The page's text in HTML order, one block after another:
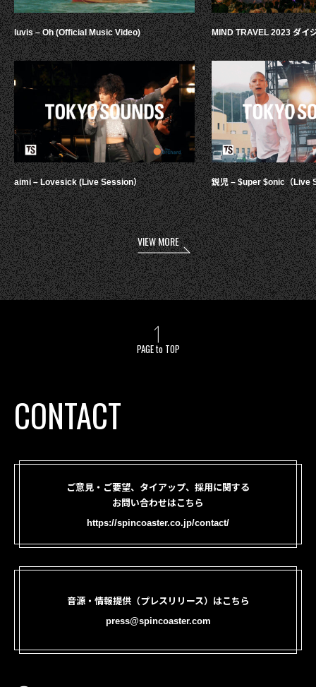
luvis – Oh (Official Music Video)
aimi – Lovesick (Live Session）
MIND TRAVEL 2023 ダイ
鋭児 – $uper $onic（Live
VIEW MORE
PAGE to TOP
CONTACT
ご意見・ご要望、タイアップ、採用に関する
お問い合わせはこちら
https://spincoaster.co.jp/contact/
音源・情報提供（プレスリリース）はこちら
press@spincoaster.com